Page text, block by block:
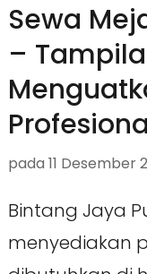
Sewa
–
pada 11 Desember
Bintang Jaya
menyediakan